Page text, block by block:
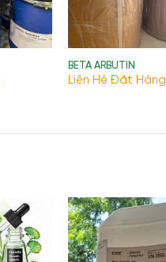
BETA ARBUTIN
Liên Hệ Đặt Hàng